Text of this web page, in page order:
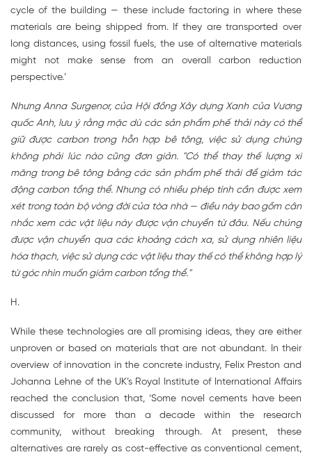
cycle of the building — these include factoring in where these
materials are being shipped from. If they are transported over
long distances, using fossil fuels, the use of alternative materials
might not make sense from an overall carbon reduction
perspective.’
Nhưng Anna Surgenor, của Hội đồng Xây dựng Xanh của Vương
quốc Anh, lưu ý rằng mặc dù các sản phẩm phế thải này có thể
giữ được carbon trong hỗn hợp bê tông, việc sử dụng chúng
không phải lúc nào cũng đơn giản. "Có thể thay thế lượng xi
măng trong bê tông bằng các sản phẩm phế thải để giảm tác
động carbon tổng thể. Nhưng có nhiều phép tính cần được xem
xét trong toàn bộ vòng đời của tòa nhà — điều này bao gồm cân
nhắc xem các vật liệu này được vận chuyển từ đâu. Nếu chúng
được vận chuyển qua các khoảng cách xa, sử dụng nhiên liệu
hóa thạch, việc sử dụng các vật liệu thay thế có thể không hợp lý
từ góc nhìn muốn giảm carbon tổng thể."
H.
While these technologies are all promising ideas, they are either
unproven or based on materials that are not abundant. In their
overview of innovation in the concrete industry, Felix Preston and
Johanna Lehne of the UK’s Royal Institute of International Affairs
reached the conclusion that, ‘Some novel cements have been
discussed for more than a decade within the research
community, without breaking through. At present, these
alternatives are rarely as cost-effective as conventional cement,